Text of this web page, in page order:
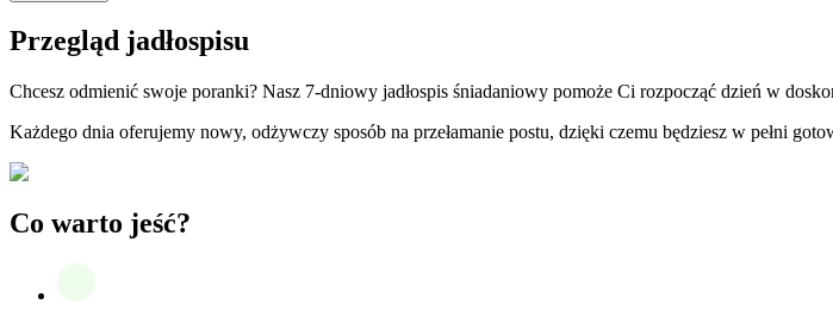
Przegląd jadłospisu
Chcesz odmienić swoje poranki? Nasz 7-dniowy jadłospis śniadaniowy pomoże Ci rozpocząć dzień w
Każdego dnia oferujemy nowy, odżywczy sposób na przełamanie postu, dzięki czemu będziesz w pełni
Co warto jeść?